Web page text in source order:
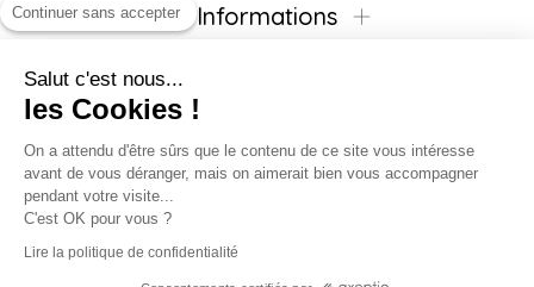
Informations
Inscrivez-vous à la newsletter !
Continuer sans accepter
Salut c'est nous...
les Cookies !
On a attendu d'être sûrs que le contenu de ce site vous intéresse
avant de vous déranger, mais on aimerait bien vous accompagner
pendant votre visite...
C'est OK pour vous ?
Lire la politique de confidentialité